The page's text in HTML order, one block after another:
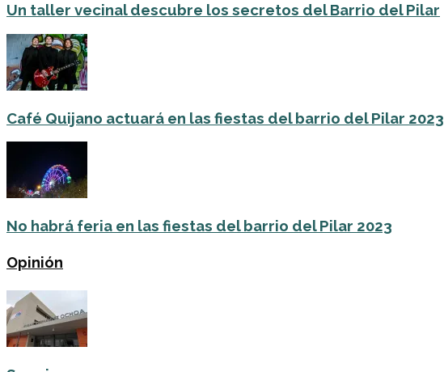
Un taller vecinal descubre los secretos del Barrio del Pilar
Café Quijano actuará en las fiestas del barrio del Pilar 2023
No habrá feria en las fiestas del barrio del Pilar 2023
Opinión